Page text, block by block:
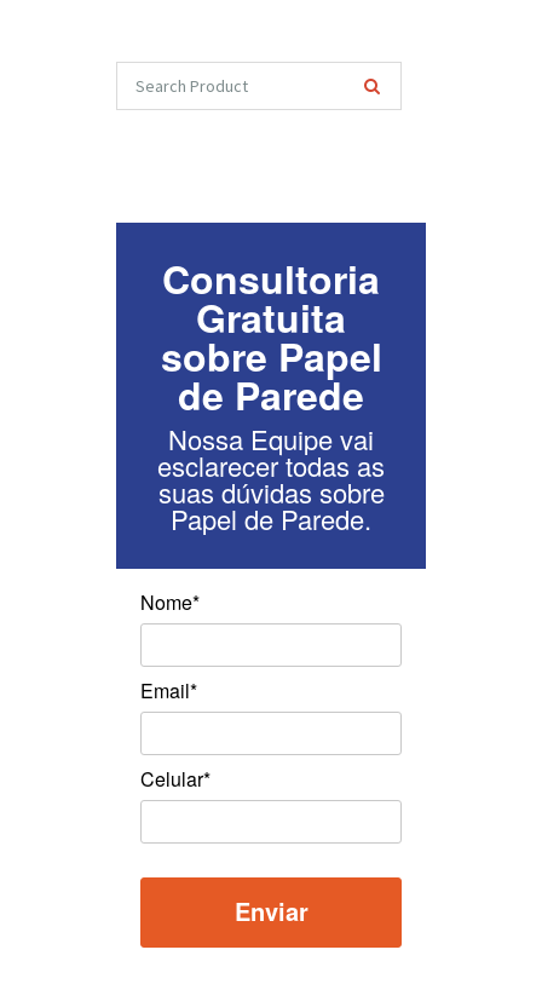
Consultoria
Gratuita
sobre Papel
de Parede
Nossa Equipe vai
esclarecer todas as
suas dúvidas sobre
Papel de Parede.
Nome*
Email*
Celular*